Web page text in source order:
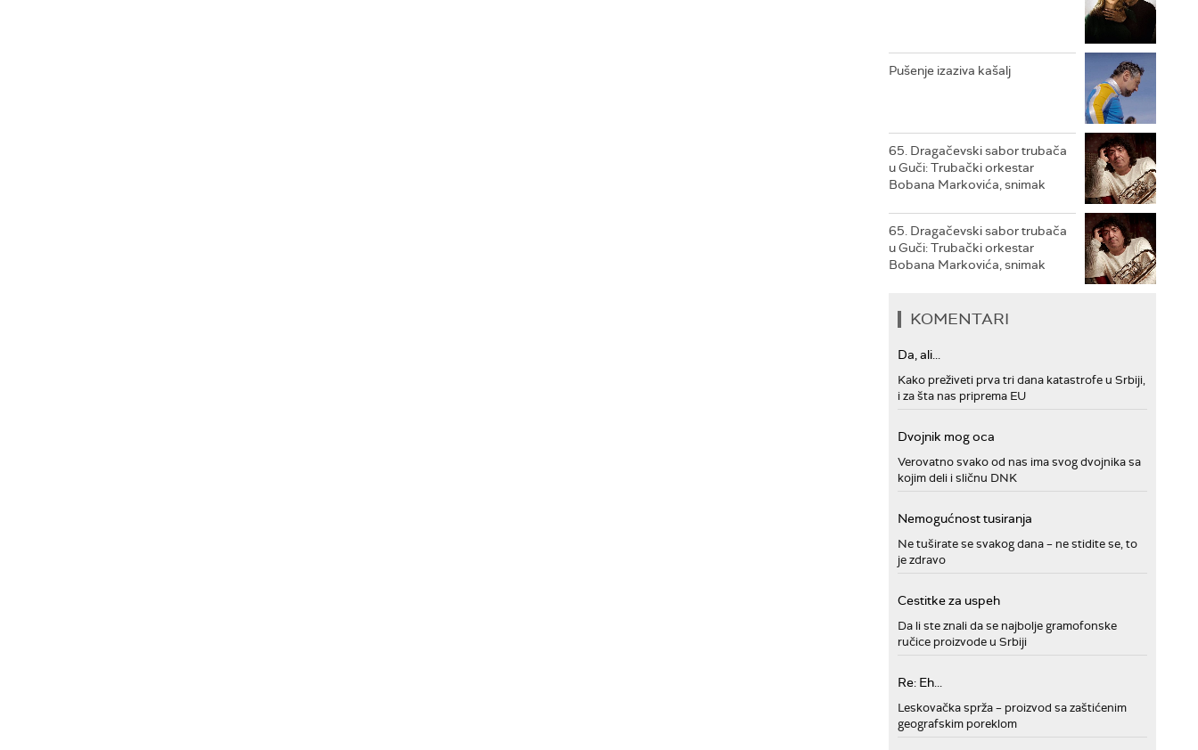
RTS TREZOR
RTS POLETARAC
Pušenje izaziva kašalj
65. Dragačevski sabor trubača
u Guči: Trubački orkestar
Bobana Markovića, snimak
65. Dragačevski sabor trubača
u Guči: Trubački orkestar
Bobana Markovića, snimak
KOMENTARI
Da, ali...
Kako preživeti prva tri dana katastrofe u Srbiji,
i za šta nas priprema EU
Dvojnik mog oca
Verovatno svako od nas ima svog dvojnika sa
kojim deli i sličnu DNK
Nemogućnost tusiranja
Ne tuširate se svakog dana – ne stidite se, to
je zdravo
Cestitke za uspeh
Da li ste znali da se najbolje gramofonske
ručice proizvode u Srbiji
Re: Eh...
Leskovačka sprža – proizvod sa zaštićenim
geografskim poreklom